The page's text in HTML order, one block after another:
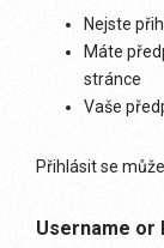
Nejste
Máte
stránce
Vaše
Přihlásit se
Username or